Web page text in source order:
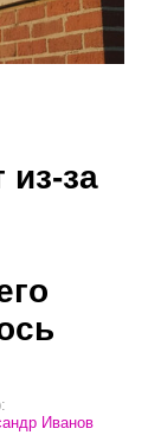
из-за
Иванов